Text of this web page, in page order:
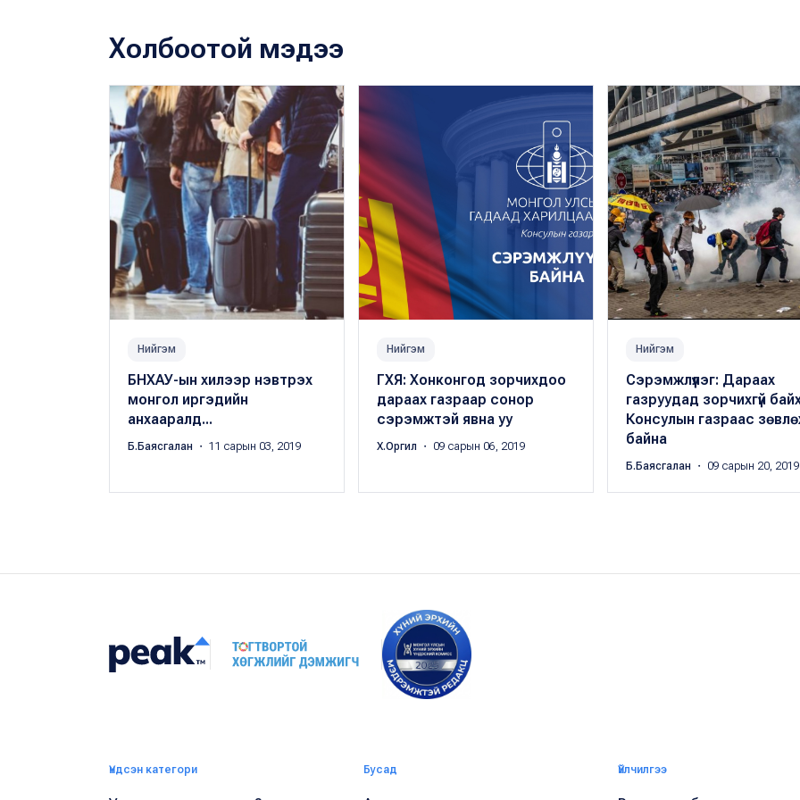
Холбоотой мэдээ
Нийгэм
БНХАУ-ын хилээр нэвтрэх
монгол иргэдийн
анхааралд...
Б.Баясгалан ・ 11 сарын 03, 2019
Нийгэм
ГХЯ: Хонконгод зорчихдоо
дараах газраар сонор
сэрэмжтэй явна уу
Х.Оргил ・ 09 сарын 06, 2019
Нийгэм
Сэрэмжлүүлэг: Дараах
газруудад зорчихгүй
Консулын газраас
байна
Б.Баясгалан ・ 09 сарын 20, 2019
Үндсэн категори Бусад Үйлчилгээ